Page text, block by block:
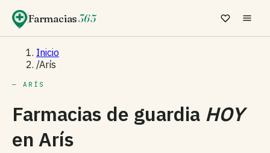
Farmacias365
Inicio
/Arís
— ARÍS
Farmacias de guardia HOY
en Arís